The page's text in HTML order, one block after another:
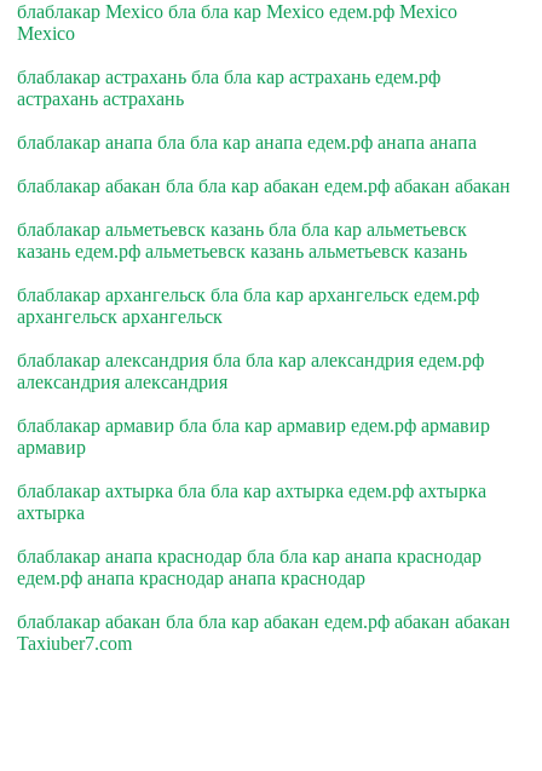
блаблакар Mexico бла бла кар Mexico едем.рф Mexico
Mexico
блаблакар астрахань бла бла кар астрахань едем.рф
астрахань астрахань
блаблакар анапа бла бла кар анапа едем.рф анапа анапа
блаблакар абакан бла бла кар абакан едем.рф абакан абакан
блаблакар альметьевск казань бла бла кар альметьевск
казань едем.рф альметьевск казань альметьевск казань
блаблакар архангельск бла бла кар архангельск едем.рф
архангельск архангельск
блаблакар александрия бла бла кар александрия едем.рф
александрия александрия
блаблакар армавир бла бла кар армавир едем.рф армавир
армавир
блаблакар ахтырка бла бла кар ахтырка едем.рф ахтырка
ахтырка
блаблакар анапа краснодар бла бла кар анапа краснодар
едем.рф анапа краснодар анапа краснодар
блаблакар абакан бла бла кар абакан едем.рф абакан абакан
Taxiuber7.com